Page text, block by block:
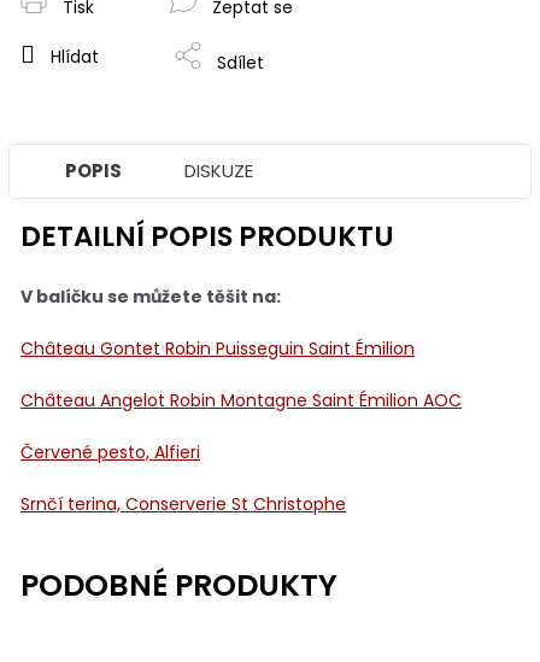
Tisk Zeptat se
Hlídat Sdílet
POPIS DISKUZE
DETAILNÍ POPIS PRODUKTU
V balíčku se můžete těšit na:
Château Gontet Robin Puisseguin Saint Émilion
Château Angelot Robin Montagne Saint Émilion AOC
Červené pesto, Alfieri
Srnčí terina, Conserverie St Christophe